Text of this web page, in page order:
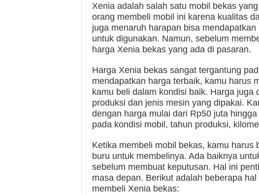
Xenia adalah salah satu mobil bekas
orang membeli mobil ini karena kualitas
juga menaruh harapan bisa
untuk digunakan. Namun, sebelum
harga Xenia bekas yang ada di pasaran.
Harga Xenia bekas sangat tergantung
mendapatkan harga terbaik, kamu harus
kamu beli dalam kondisi baik. Harga juga
produksi dan jenis mesin yang dipakai.
dengan harga mulai dari Rp50 juta
pada kondisi mobil, tahun produksi,
Ketika membeli mobil bekas, kamu harus
buru untuk membelinya. Ada baiknya
sebelum membuat keputusan. Hal ini
masa depan. Berikut adalah beberapa
membeli Xenia bekas: